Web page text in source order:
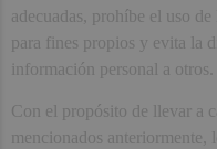
adecuadas, prohíbe el uso
para fines propios y evita la
información personal a otros.
Con el propósito de llevar a
mencionados anteriormente,